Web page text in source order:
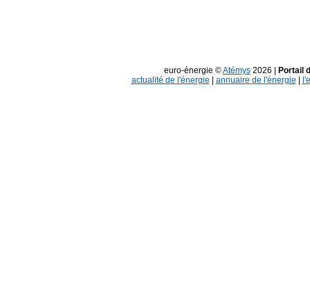
euro-énergie ©Atémys2026 |
Portail
actualité de l'énergie
annuaire de l'énergie